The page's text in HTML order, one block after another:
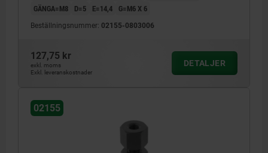
GÄNGA=M8
D=5 E=14,4 G=M6 X 6
Beställningsnummer: 02155-0803006
127,75 kr
exkl. moms
Exkl. leveranskostnader
DETALJER
02155